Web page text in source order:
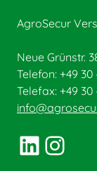
AgroSecur
Neue Grünstr.
Telefon: +49 30
Telefax: +49 30
LinkedIn